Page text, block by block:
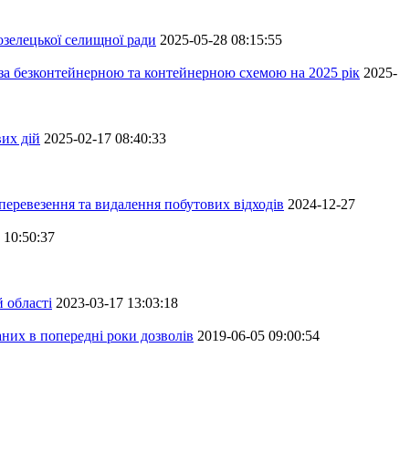
селищної ради 2025-05-28 08:15:55
безконтейнерною та контейнерною схемою на 2025 рік 2025-
дій 2025-02-17 08:40:33
та видалення побутових відходів 2024-12-27
10:50:37
2023-03-17 13:03:18
в попередні роки дозволів 2019-06-05 09:00:54